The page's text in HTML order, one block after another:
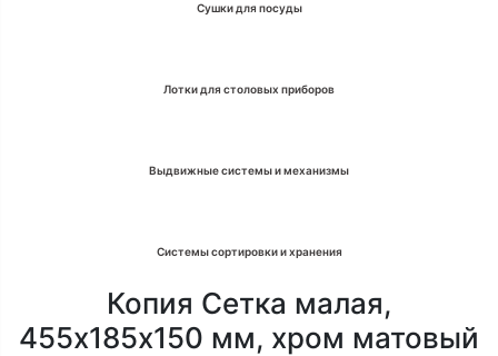
Сушки для посуды
Лотки для столовых приборов
Выдвижные системы и механизмы
Системы сортировки и хранения
Копия Сетка малая,
455х185х150 мм, хром матовый